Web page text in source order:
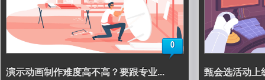
0
演示动画制作难度高不高？要跟专业... 甄会选活动上